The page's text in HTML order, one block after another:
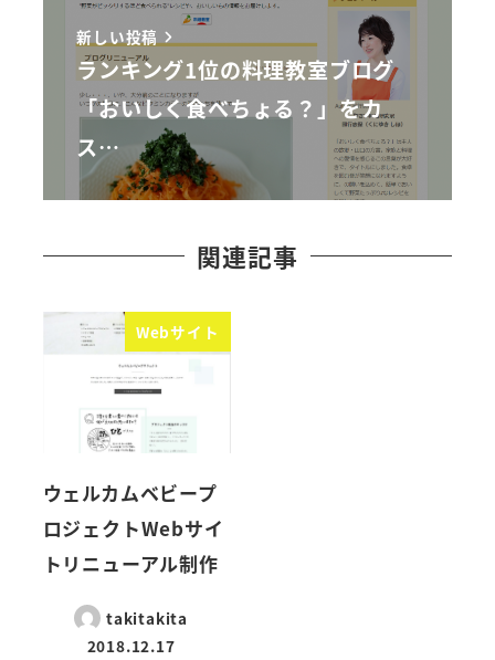
新しい投稿
ランキング1位の料理教室ブログ
「おいしく食べちょる？」をカ
ス…
関連記事
Webサイト
ウェルカムベビープ
ロジェクトWebサイ
トリニューアル制作
takitakita
2018.12.17